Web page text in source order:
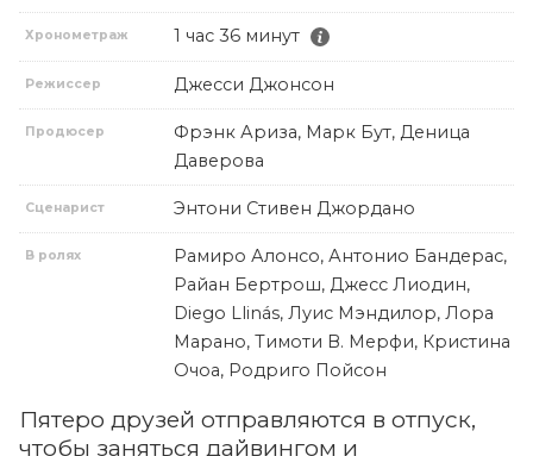
Хронометраж 1 час 36 минут
Режиссер Джесси Джонсон
Продюсер
Фрэнк Ариза, Марк Бут, Деница
Даверова
Сценарист Энтони Стивен Джордано
В ролях
Рамиро Алонсо, Антонио Бандерас,
Райан Бертрош, Джесс Лиодин,
Diego Llinás, Луис Мэндилор, Лора
Марано, Тимоти В. Мерфи, Кристина
Очоа, Родриго Пойсон
Пятеро друзей отправляются в отпуск,
чтобы заняться дайвингом и